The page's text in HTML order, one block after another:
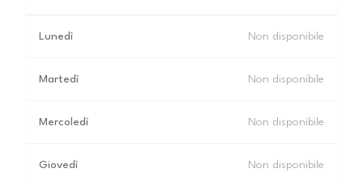
Lunedì Non disponibile
Martedì Non disponibile
Mercoledì Non disponibile
Giovedì Non disponibile